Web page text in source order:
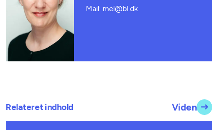
Mail: mel@bl.dk
Relateret indhold Viden